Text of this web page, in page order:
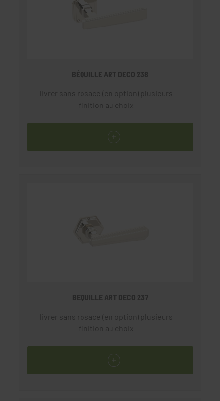
BÉQUILLE ART DECO 238
livrer sans rosace (en option) plusieurs
finition au choix
BÉQUILLE ART DECO 237
livrer sans rosace (en option) plusieurs
finition au choix